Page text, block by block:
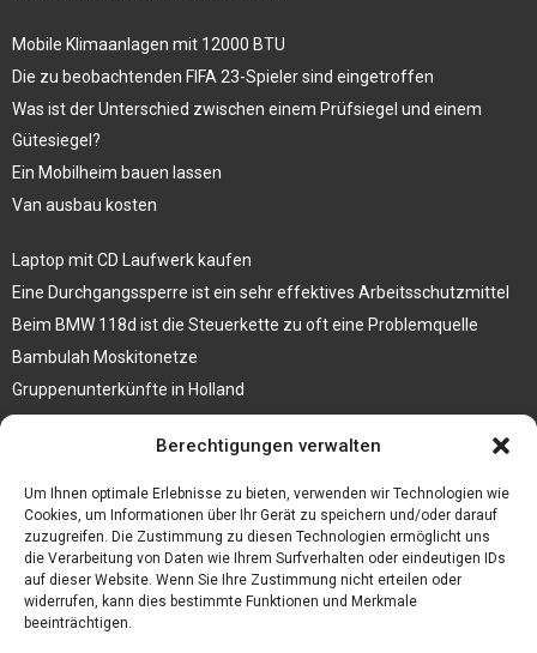
Berechtigungen verwalten
Um Ihnen optimale Erlebnisse zu bieten, verwenden wir Technologien wie
Cookies, um Informationen über Ihr Gerät zu speichern und/oder darauf
zuzugreifen. Die Zustimmung zu diesen Technologien ermöglicht uns
die Verarbeitung von Daten wie Ihrem Surfverhalten oder eindeutigen IDs
auf dieser Website. Wenn Sie Ihre Zustimmung nicht erteilen oder
widerrufen, kann dies bestimmte Funktionen und Merkmale
beeinträchtigen.
Mobile Klimaanlagen mit 12000 BTU
Die zu beobachtenden FIFA 23-Spieler sind eingetroffen
Was ist der Unterschied zwischen einem Prüfsiegel und einem
Gütesiegel?
Ein Mobilheim bauen lassen
Van ausbau kosten
Laptop mit CD Laufwerk kaufen
Eine Durchgangssperre ist ein sehr effektives Arbeitsschutzmittel
Beim BMW 118d ist die Steuerkette zu oft eine Problemquelle
Bambulah Moskitonetze
Gruppenunterkünfte in Holland
Jutebeutel kaufen und ihre Strapazierfähigkeit nutzen
Personalhandbuch
10 Tipps um einen guten Eindruck zu machen
Sahnemaschine